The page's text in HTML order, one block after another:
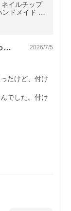
ネイルチップ
ドメイド 手
届いた時思ってたのと少し違うかなって思… 2026/7/5
たけど、付け
でした。付け